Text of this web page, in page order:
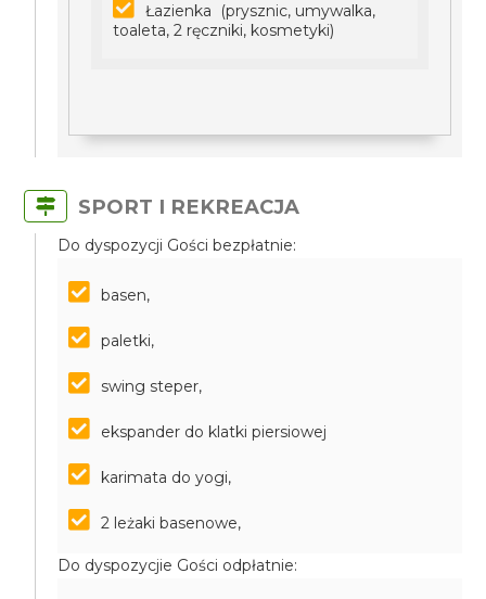
Łazienka (prysznic, umywalka,
toaleta, 2 ręczniki, kosmetyki)
SPORT I REKREACJA
Do dyspozycji Gości bezpłatnie:
basen,
paletki,
swing steper,
ekspander do klatki piersiowej
karimata do yogi,
2 leżaki basenowe,
Do dyspozycjie Gości odpłatnie: